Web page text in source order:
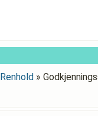
Renhold »